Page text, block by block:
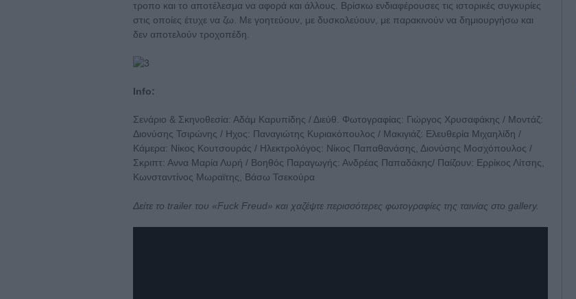
τροπο και το αποτέλεσμα να αφορά και άλλους. Βρίσκω ενδιαφέρουσες τις ιστορικές συγκυρίες
στις οποίες έτυχε να ζω. Με γοητεύουν, με δυσκολεύουν, με παρακινούν να δημιουργήσω και
δεν αποτελούν τροχοπέδη.
Info:
Σενάριο & Σκηνοθεσία: Αδάμ Καρυπίδης / Διεύθ. Φωτογραφίας: Γιώργος Χρυσαφάκης / Μοντάζ:
Διονύσης Τσιρώνης / Ηχος: Παναγιώτης Κυριακόπουλος / Μακιγιάζ: Ελευθερία Μιχαηλίδη /
Κάμερα: Νίκος Κουτσουράς / Ηλεκτρολόγος: Νίκος Παπαθανάσης, Διονύσης Μοσχόπουλος /
Σκριπτ: Αννα Μαρία Λυρή / Βοηθός Παραγωγής: Ανδρέας Παπαδάκης/ Παίζουν: Ερρίκος Λίτσης,
Κωνσταντίνος Μωραϊτης, Βάσω Τσεκούρα
Δείτε το trailer του «Fuck Freud» και χαζέψτε περισσότερες φωτογραφίες της ταινίας στο gallery.